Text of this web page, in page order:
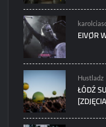
EIVØR
Hustladz
ŁÓDŹ